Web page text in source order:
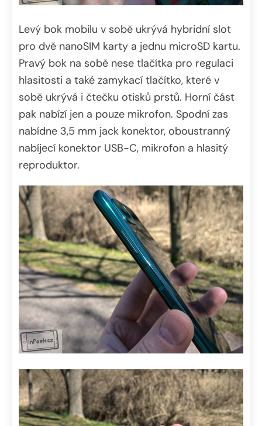
Levý bok mobilu v sobě ukrývá hybridní slot
pro dvě nanoSIM karty a jednu microSD kartu.
Pravý bok na sobě nese tlačítka pro regulaci
hlasitosti a také zamykací tlačítko, které v
sobě ukrývá i čtečku otisků prstů. Horní část
pak nabízí jen a pouze mikrofon. Spodní zas
nabídne 3,5 mm jack konektor, oboustranný
nabíjecí konektor USB-C, mikrofon a hlasitý
reproduktor.